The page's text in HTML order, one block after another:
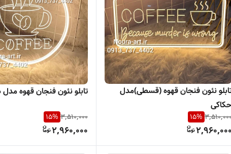
نئون فنجان قهوه (قسطی)مدل
15%
2,960,000
تابلو نئون فنجان قهوه مدل دایره حکاکی
3,510,000
15%
2,960,000